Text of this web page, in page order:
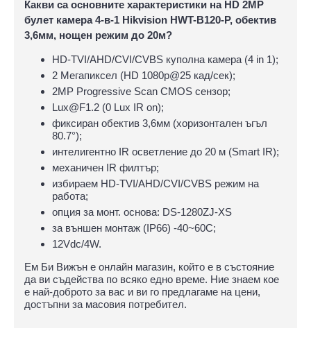
Какви са основните характеристики на HD 2MP
булет камера 4-в-1 Hikvision HWT-B120-P, обектив
3,6мм, нощен режим до 20м?
HD-TVI/AHD/CVI/CVBS куполна камера (4 in 1);
2 Мегапиксел (HD 1080p@25 кад/сек);
2MP Progressive Scan CMOS сензор;
Lux@F1.2 (0 Lux IR on);
фиксиран обектив 3,6мм (хоризонтален ъгъл
80.7°);
интелигентно IR осветление до 20 м (Smart IR);
механичен IR филтър;
избираем HD-TVI/AHD/CVI/CVBS режим на
работа;
опция за монт. основа: DS-1280ZJ-XS
за външен монтаж (IP66) -40~60C;
12Vdc/4W.
Ем Би Вижън е онлайн магазин, който е в състояние
да ви съдейства по всяко едно време. Ние знаем кое
е най-доброто за вас и ви го предлагаме на цени,
достъпни за масовия потребител.